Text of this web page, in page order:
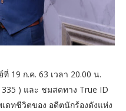
19 ก.ค. 63 เวลา 20.00 น.
) และ ชมสดทาง True ID
ดทชีวิตของ อดีตนักร้องดังแห่ง